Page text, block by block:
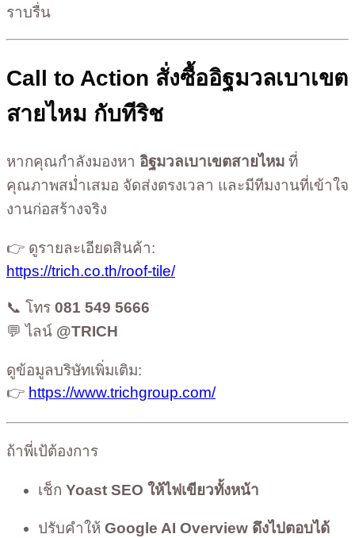
ราบรื่น
Call to Action สั่งซื้ออิฐมวลเบาเขต
สายไหม กับทีริช
หากคุณกำลังมองหา อิฐมวลเบาเขตสายไหม ที่
คุณภาพสม่ำเสมอ จัดส่งตรงเวลา และมีทีมงานที่เข้าใจ
งานก่อสร้างจริง
👉 ดูรายละเอียดสินค้า:
https://trich.co.th/roof-tile/
📞 โทร 081 549 5666
💬 ไลน์ @TRICH
ดูข้อมูลบริษัทเพิ่มเติม:
👉 https://www.trichgroup.com/
ถ้าพี่เป้ต้องการ
เช็ก Yoast SEO ให้ไฟเขียวทั้งหน้า
ปรับคำให้ Google AI Overview ดึงไปตอบได้